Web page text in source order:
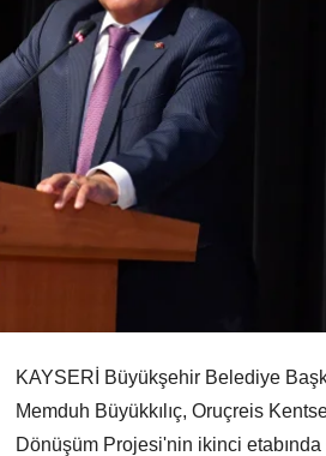
KAYSERİ Büyükşehir Belediye
Memduh Büyükkılıç, Oruçreis
Dönüşüm Projesi'nin ikinci etabında